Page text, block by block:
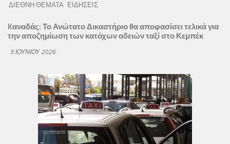
ΔΙΕΘΝΗ ΘΕΜΑΤΑ ΕΙΔΗΣΕΙΣ
Kαναδάς: Το Ανώτατο Δικαστήριο θα αποφασίσει τελικά για
την αποζημίωση των κατόχων αδειών ταξί στο Κεμπέκ
5 ΙΟΥΝΊΟΥ 2026